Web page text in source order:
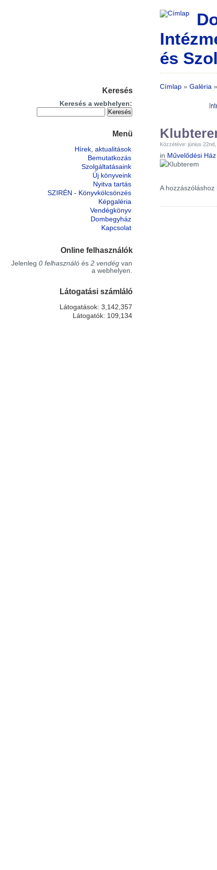
és
Címlap » Galéria
Közzétéve: június
in Művelődési
A hozzászóláshoz
Keresés
Keresés a webhelyen:
Menü
Hírek, aktualitások
Bemutatkozás
Szolgáltatásaink
Új könyveink
Nyitva tartás
SZIRÉN - Könyvkölcsönzés
Képgaléria
Vendégkönyv
Dombegyház
Kapcsolat
Online felhasználók
Jelenleg 0 felhasználó és 2 vendég van
a webhelyen.
Látogatási számláló
Látogatások: 3,142,357
Látogatók: 109,134